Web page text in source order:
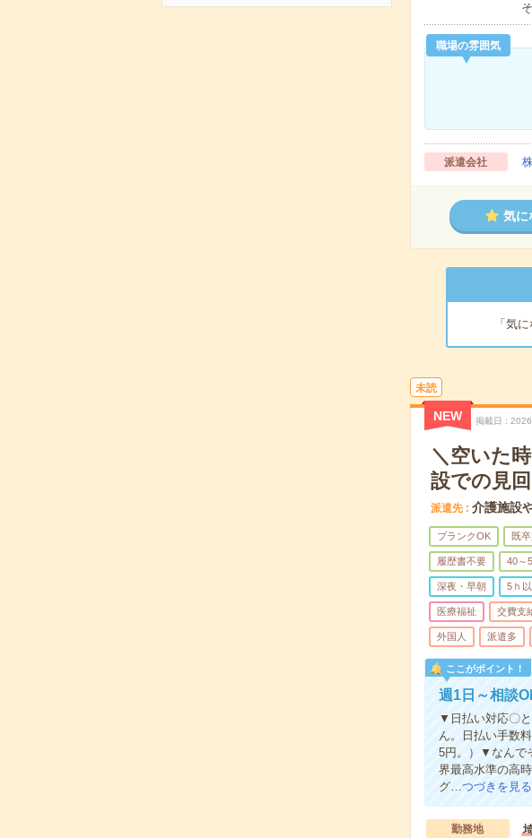
職場の雰囲気
派遣会社
気に
「気
未読
NEW 掲載日
＼空いた
設での見
派遣先 介護施設
ブランクOK 既
履歴書不要 40～
深夜・早朝 5ｈ
医療福祉 交費支
外国人 派遣多
ここがポイント！
週1日～相談
▼日払い対応〇
ん。日払い手数
5円。）▼なんで
界最高水準の高
グ… つづきを見る
勤務地